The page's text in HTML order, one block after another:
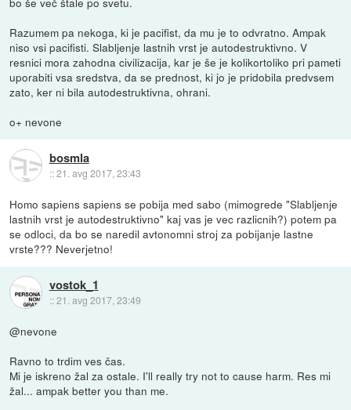
Razumem pa nekoga, ki je pacifist, da mu je to odvratno. Ampak
niso vsi pacifisti. Slabljenje lastnih vrst je autodestruktivno. V
resnici mora zahodna civilizacija, kar je še je kolikortoliko pri pameti
uporabiti vsa sredstva, da se prednost, ki jo je pridobila predvsem
zato, ker ni bila autodestruktivna, ohrani.
o+ nevone
bosmla
::21. avg 2017, 23:43
Homo sapiens sapiens se pobija med sabo (mimogrede "Slabljenje
lastnih vrst je autodestruktivno" kaj vas je vec razlicnih?) potem pa
se odloci, da bo se naredil avtonomni stroj za pobijanje lastne
vrste??? Neverjetno!
vostok_1
::21. avg 2017, 23:49
@nevone
Ravno to trdim ves čas.
Mi je iskreno žal za ostale. I'll really try not to cause harm. Res mi
žal... ampak better you than me.